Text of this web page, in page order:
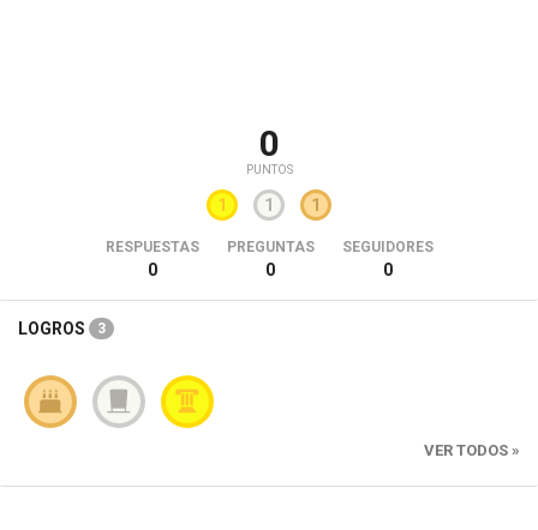
0
PUNTOS
1 1 1
RESPUESTAS
0
PREGUNTAS
0
SEGUIDORES
0
LOGROS 3
VER TODOS »